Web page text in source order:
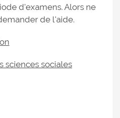
d'examens. Alors ne
de l'aide.
sciences sociales